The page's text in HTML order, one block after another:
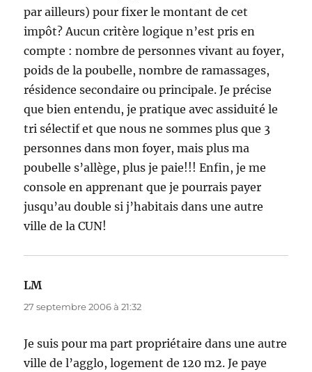
par ailleurs) pour fixer le montant de cet
impôt? Aucun critère logique n’est pris en
compte : nombre de personnes vivant au foyer,
poids de la poubelle, nombre de ramassages,
résidence secondaire ou principale. Je précise
que bien entendu, je pratique avec assiduité le
tri sélectif et que nous ne sommes plus que 3
personnes dans mon foyer, mais plus ma
poubelle s’allège, plus je paie!!! Enfin, je me
console en apprenant que je pourrais payer
jusqu’au double si j’habitais dans une autre
ville de la CUN!
LM
27 septembre 2006 à 21:32
Je suis pour ma part propriétaire dans une autre
ville de l’agglo, logement de 120 m2. Je paye